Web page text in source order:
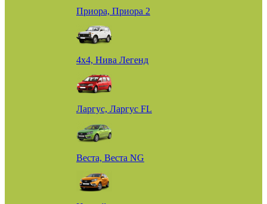
Приора, Приора 2
4х4, Нива Легенд
Ларгус, Ларгус FL
Веста, Веста NG